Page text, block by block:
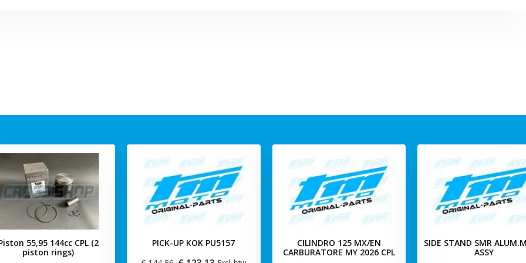
55,95 144cc CPL (2
piston rings)
PICK-UP KOK PU5157
CILINDRO 125 MX/EN
CARBURATORE MY 2026 CPL
SIDE STAND SMR
ASSY